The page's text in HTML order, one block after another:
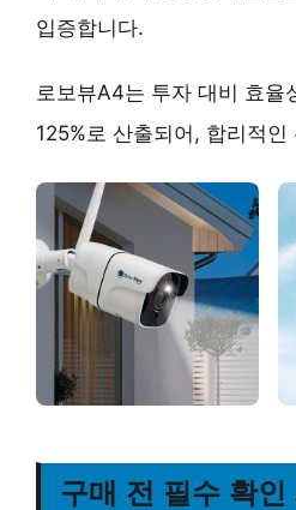
입증합니다.
로보뷰A4는 투자 대비 효율
125%로 산출되어, 합리적
구매 전 필수 확인